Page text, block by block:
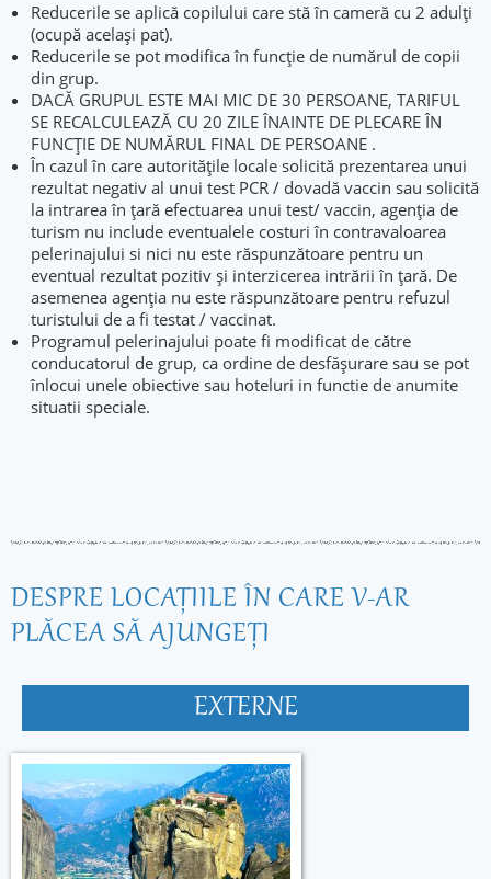
Reducerile se aplică copilului care stă în cameră cu 2 adulți
(ocupă același pat).
Reducerile se pot modifica în funcție de numărul de copii
din grup.
DACĂ GRUPUL ESTE MAI MIC DE 30 PERSOANE, TARIFUL
SE RECALCULEAZĂ CU 20 ZILE ÎNAINTE DE PLECARE ÎN
FUNCȚIE DE NUMĂRUL FINAL DE PERSOANE .
În cazul în care autoritățile locale solicită prezentarea unui
rezultat negativ al unui test PCR / dovadă vaccin sau solicită
la intrarea în țară efectuarea unui test/ vaccin, agenția de
turism nu include eventualele costuri în contravaloarea
pelerinajului si nici nu este răspunzătoare pentru un
eventual rezultat pozitiv și interzicerea intrării în țară. De
asemenea agenția nu este răspunzătoare pentru refuzul
turistului de a fi testat / vaccinat.
Programul pelerinajului poate fi modificat de către
conducatorul de grup, ca ordine de desfăşurare sau se pot
înlocui unele obiective sau hoteluri in functie de anumite
situatii speciale.
DESPRE LOCAŢIILE ÎN CARE V-AR
PLĂCEA SĂ AJUNGEŢI
EXTERNE